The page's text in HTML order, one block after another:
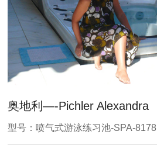
奥地利—-Pichler Alexandra
型号：喷气式游泳练习池-SPA-8178